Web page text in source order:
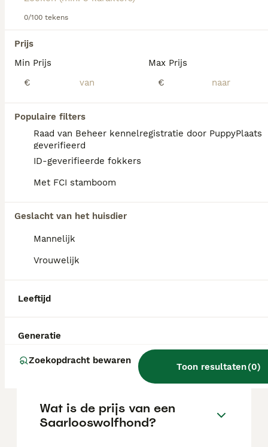
0/100 tekens
Prijs
Min Prijs
€
Max Prijs
€
Populaire filters
Raad van Beheer kennelregistratie door PuppyPlaats
geverifieerd
ID-geverifieerde fokkers
Met FCI stamboom
Geslacht van het huisdier
Mannelijk
Vrouwelijk
Leeftijd
Generatie
Zoekopdracht bewaren
Toon resultaten(0)
over dit hondenras.
We hebben 0 Saarlooswolfhond Pups te koop
Als je toekomstige resultaten wil zien voor deze
exacte zoekopdracht, sla dan je zoekopdracht op en
FAQ's
alleen thuis blijven?
De Saarlooswolfhond vindt alleen
thuisblijven niet prettig, maar hij kan het
aangeleerd worden om een paar uur alleen
vindt hij vreselijk.
Saarlooswolfhond worden?
Wat is de prijs van een
Saarlooswolfhond?